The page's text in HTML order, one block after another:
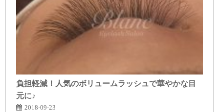
負担軽減！人気のボリュームラッシュで華やかな目
元に♪
2018-09-23